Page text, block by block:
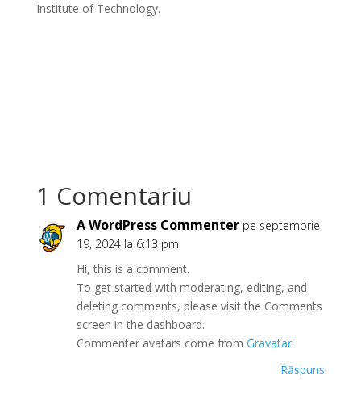
Institute of Technology.
1 Comentariu
A WordPress Commenter pe septembrie
19, 2024 la 6:13 pm
Hi, this is a comment.
To get started with moderating, editing, and
deleting comments, please visit the Comments
screen in the dashboard.
Commenter avatars come from Gravatar.
Răspuns